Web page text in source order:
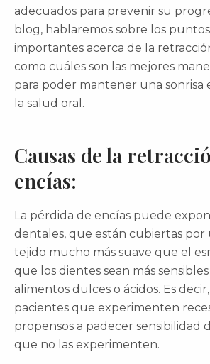
adecuados para prevenir su
blog, hablaremos sobre los
importantes acerca de la
como cuáles son las mejores
para poder mantener una sonrisa
la salud oral.
Causas de la
encías:
La pérdida de encías puede
dentales, que están cubiertas por
tejido mucho más suave que el
que los dientes sean más
alimentos dulces o ácidos. Es
pacientes que experimenten
propensos a padecer sensibilidad
que no las experimenten.